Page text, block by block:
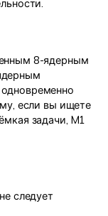
8-ядерным
если вы ищете
задачи, M1
следует